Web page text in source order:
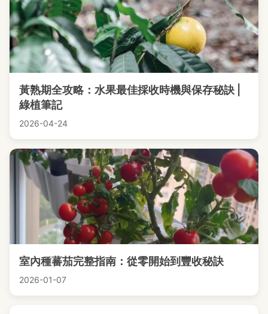
黃熟期全攻略：水果最佳採收時機與保存秘訣 |
綠植筆記
2026-04-24
室內種蕃茄完整指南：從零開始到豐收秘訣
2026-01-07